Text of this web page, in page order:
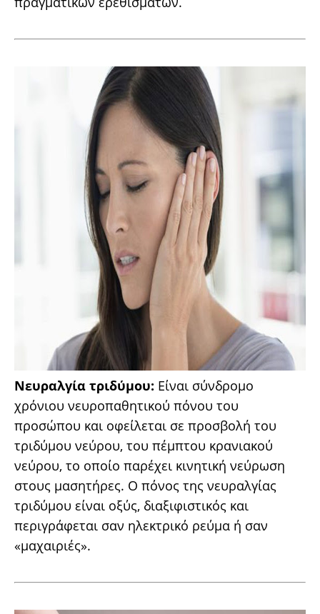
Νευραλγία τριδύμου: Είναι σύνδρομο
χρόνιου νευροπαθητικού πόνου του
προσώπου και οφείλεται σε προσβολή του
τριδύμου νεύρου, του πέμπτου κρανιακού
νεύρου, το οποίο παρέχει κινητική νεύρωση
στους μασητήρες. Ο πόνος της νευραλγίας
τριδύμου είναι οξύς, διαξιφιστικός και
περιγράφεται σαν ηλεκτρικό ρεύμα ή σαν
«μαχαιριές».